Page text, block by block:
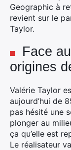
Geographic à
revient sur le
Taylor.
Face
origines
Valérie Taylor
aujourd’hui de
pas hésité une
plonger au
ça qu’elle est
Le réalisateur